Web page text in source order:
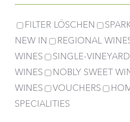
FILTER LÖSCHEN
NEW IN
REGIONAL
WINES
SINGLE-
WINES
NOBLY SWEET
WINES
VOUCHERS
SPECIALITIES